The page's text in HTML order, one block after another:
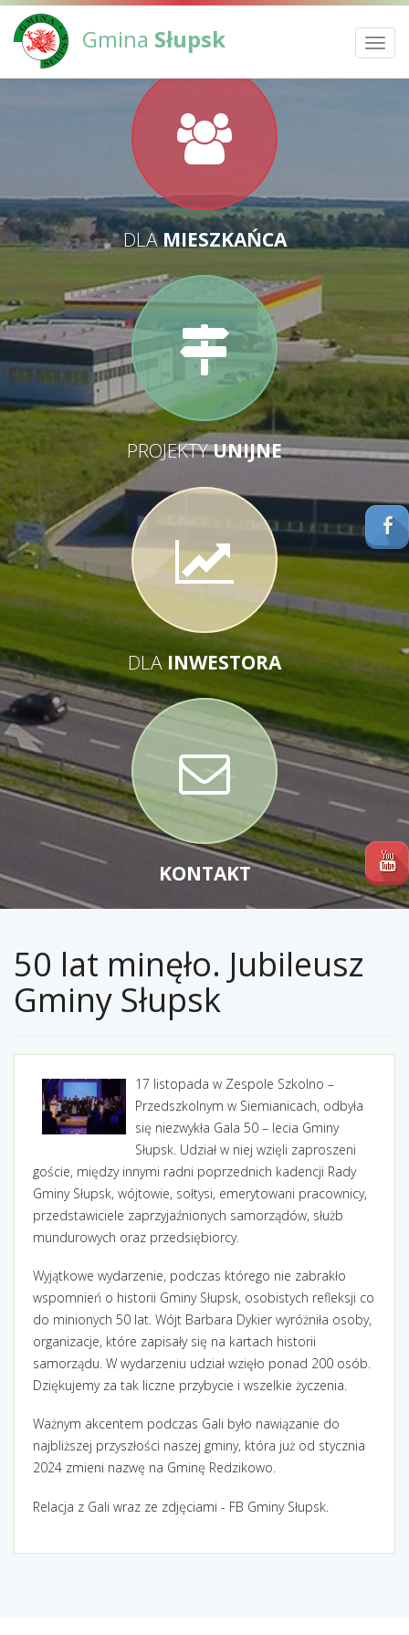
Gmina Słupsk
DLAMIESZKAŃCA
PROJEKTYUNIJNE
DLA INWESTORA
KONTAKT
50 lat minęło. Jubileusz
Gminy Słupsk
17 listopada w Zespole Szkolno –
Przedszkolnym w Siemianicach, odbyła
się niezwykła Gala 50 – lecia Gminy
Słupsk. Udział w niej wzięli zaproszeni
goście, między innymi radni poprzednich kadencji Rady
Gminy Słupsk, wójtowie, sołtysi, emerytowani pracownicy,
przedstawiciele zaprzyjaźnionych samorządów, służb
mundurowych oraz przedsiębiorcy.
Wyjątkowe wydarzenie, podczas którego nie zabrakło
wspomnień o historii Gminy Słupsk, osobistych refleksji co
do minionych 50 lat. Wójt Barbara Dykier wyróżniła osoby,
organizacje, które zapisały się na kartach historii
samorządu. W wydarzeniu udział wzięło ponad 200 osób.
Dziękujemy za tak liczne przybycie i wszelkie życzenia.
Ważnym akcentem podczas Gali było nawiązanie do
najbliższej przyszłości naszej gminy, która już od stycznia
2024 zmieni nazwę na Gminę Redzikowo.
Relacja z Gali wraz ze zdjęciami - FB Gminy Słupsk.